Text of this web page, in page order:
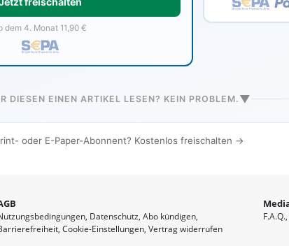
dem 4. Monat 11,90 €
DIESEN EINEN ARTIKEL LESEN? KEIN PROBLEM.▼
oder E-Paper-Abonnent? Kostenlos freischalten →
Datenschutz Abo kündigen
Cookie-Einstellungen Vertrag widerrufen
F.A.Q.